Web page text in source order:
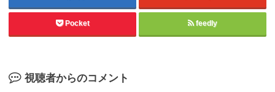
Pocket feedly
視聴者からのコメント